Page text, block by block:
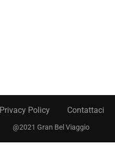
Privacy Policy Contattaci
@2021 Gran Bel Viaggio